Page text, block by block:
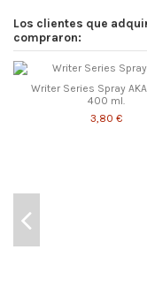
Los clientes que
compraron:
Writer Series Spray
400 ml.
3,80 €